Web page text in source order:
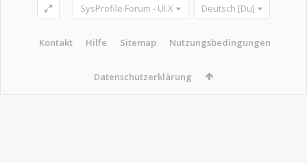
SysProfile Forum - UI.X Deutsch [Du]
Kontakt Hilfe Sitemap Nutzungsbedingungen
Datenschutzerklärung